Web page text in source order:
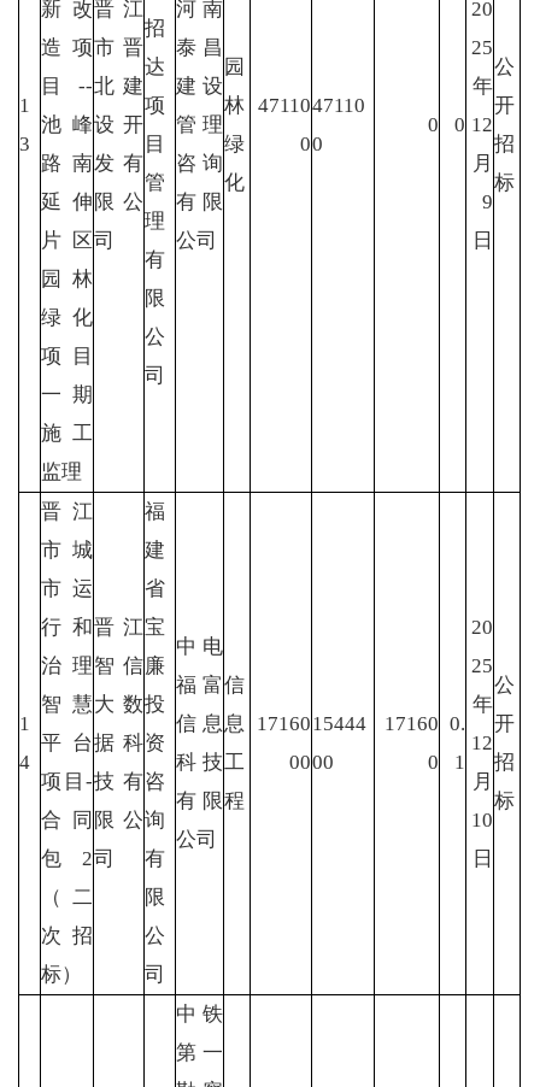
1
3
新改
造项
目--
池峰
路南
延伸
片区
园林
绿化
项目
一期
施工
监理
晋江
市晋
北建
设开
发有
限公
司
招
达
项
目
管
理
有
限
公
司
河南
泰昌
建设
管理
咨询
有限
公司
园
林
绿
化
47110
0
47110
0
0 0
20
25
年
12
月
9
日
公
开
招
标
1
4
晋江
市城
市运
行和
治理
智慧
平台
项目-
合同
包2
（二
次招
标）
晋江
智信
大数
据科
技有
限公
司
福
建
省
宝
廉
投
资
咨
询
有
限
公
司
中电
福富
信息
科技
有限
公司
信
息
工
程
17160
00
15444
00
17160
0
0.
1
20
25
年
12
月
10
日
公
开
招
标
中铁
第一